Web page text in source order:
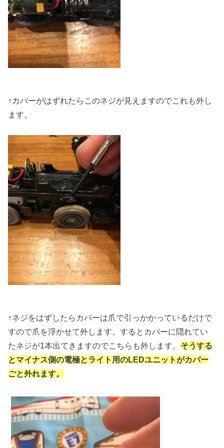
↑カバーがはずれたらこのネジが見えますのでこれも外し
ます。
↑ネジをはずしたらカバーは爪で引っかかっているだけで
すので爪を浮かせて外します。するとカバーに隠れてい
たネジが1本出てきますのでこちらも外します。 そうする
とマイナス側の電極とライト用のLEDユニットがカバー
ごと外れます。